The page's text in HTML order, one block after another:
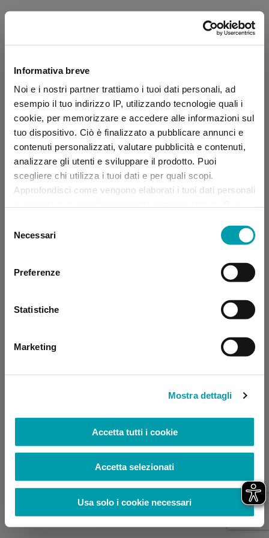
Informativa breve
Noi e i nostri partner trattiamo i tuoi dati personali, ad
esempio il tuo indirizzo IP, utilizzando tecnologie quali i
cookie, per memorizzare e accedere alle informazioni sul
tuo dispositivo. Ciò è finalizzato a pubblicare annunci e
contenuti personalizzati, valutare pubblicità e contenuti,
analizzare gli utenti e sviluppare il prodotto. Puoi
scegliere chi utilizza i tuoi dati e per quali scopi.
Approfondisci come vengono elaborati i tuoi dati personali
momento dalla Dichiarazione sui “
delNecessari
Preferenze
Statistiche
Marketing
Mostra dettagli
Accetta tutti i cookie
Accetta selezionati
Usa solo i cookie necessari
Application error: a client-side exception has occurred (see the
browser console for more information)